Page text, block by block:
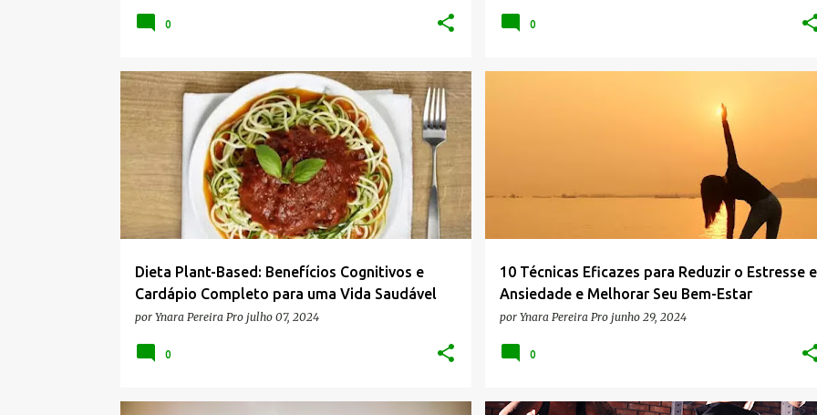
0 0
Dieta Plant-Based: Benefícios Cognitivos e
Cardápio Completo para uma Vida Saudável
por Ynara Pereira Pro julho 07, 2024
ALIMENTOS DE ORIGEM VEGETAL + 7
0
10 Técnicas Eficazes para Reduzir o Estresse e
Ansiedade e Melhorar Seu Bem-Estar
por Ynara Pereira Pro junho 29, 2024
BEM-ESTAR
0